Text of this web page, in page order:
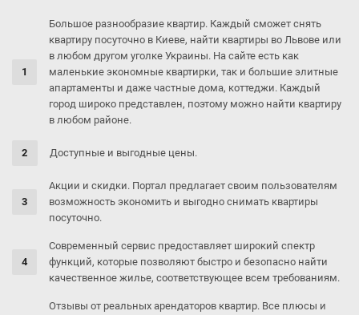
Большое разнообразие квартир. Каждый сможет снять
квартиру посуточно в Киеве, найти квартиры во Львове или
в любом другом уголке Украины. На сайте есть как
маленькие экономные квартирки, так и большие элитные
апартаменты и даже частные дома, коттеджи. Каждый
город широко представлен, поэтому можно найти квартиру
в любом районе.
Доступные и выгодные цены.
Акции и скидки. Портал предлагает своим пользователям
возможность экономить и выгодно снимать квартиры
посуточно.
Современный сервис предоставляет широкий спектр
функций, которые позволяют быстро и безопасно найти
качественное жилье, соответствующее всем требованиям.
Отзывы от реальных арендаторов квартир. Все плюсы и